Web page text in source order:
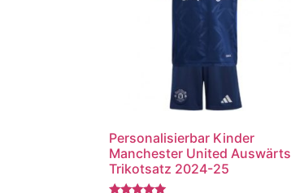
Personalisierbar Kinder
Manchester United Auswärts
Trikotsatz 2024-25